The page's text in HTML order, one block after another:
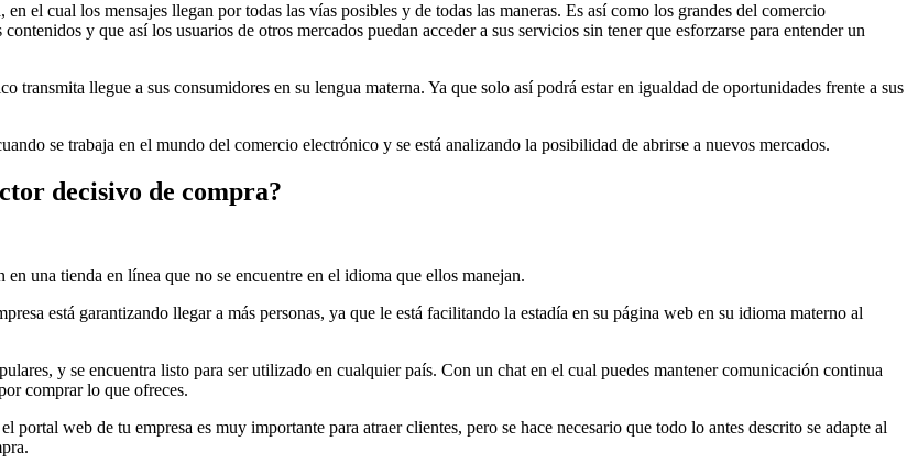
el cual los mensajes llegan por todas las vías posibles y de todas las maneras. Es así como los grandes del comercio
y que así los usuarios de otros mercados puedan acceder a sus servicios sin tener que esforzarse para entender un
llegue a sus consumidores en su lengua materna. Ya que solo así podrá estar en igualdad de oportunidades frente a sus
se trabaja en el mundo del comercio electrónico y se está analizando la posibilidad de abrirse a nuevos mercados.
decisivo de compra?
en una tienda en línea que no se encuentre en el idioma que ellos manejan.
está garantizando llegar a más personas, ya que le está facilitando la estadía en su página web en su idioma materno al
y se encuentra listo para ser utilizado en cualquier país. Con un chat en el cual puedes mantener comunicación continua
comprar lo que ofreces.
web de tu empresa es muy importante para atraer clientes, pero se hace necesario que todo lo antes descrito se adapte al